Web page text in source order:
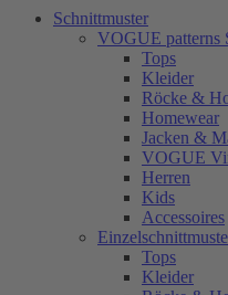
Schnittmuster
VOGUE patterns
Tops
Kleider
Röcke &
Homewear
Jacken &
VOGUE
Herren
Kids
Accessoires
Tops
Kleider